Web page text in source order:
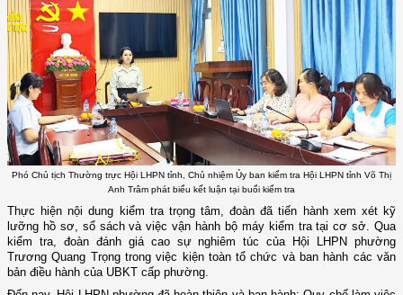
Phó Chủ tịch Thường trực Hội LHPN tỉnh, Chủ nhiệm Ủy ban kiểm tra Hội LHPN tỉnh Võ Thị
Anh Trâm phát biểu kết luận tại buổi kiểm tra
Thực hiện nội dung kiểm tra trọng tâm, đoàn đã tiến hành xem xét kỹ
lưỡng hồ sơ, sổ sách và việc vận hành bộ máy kiểm tra tại cơ sở. Qua
kiểm tra, đoàn đánh giá cao sự nghiêm túc của Hội LHPN phường
Trương Quang Trọng trong việc kiện toàn tổ chức và ban hành các văn
bản điều hành của UBKT cấp phường.